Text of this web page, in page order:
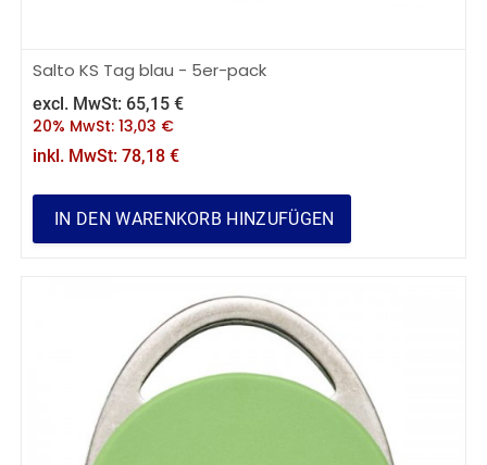
Salto KS Tag blau - 5er-pack
excl. MwSt: 65,15 €
20% MwSt: 13,03 €
inkl. MwSt: 78,18 €
IN DEN WARENKORB HINZUFÜGEN